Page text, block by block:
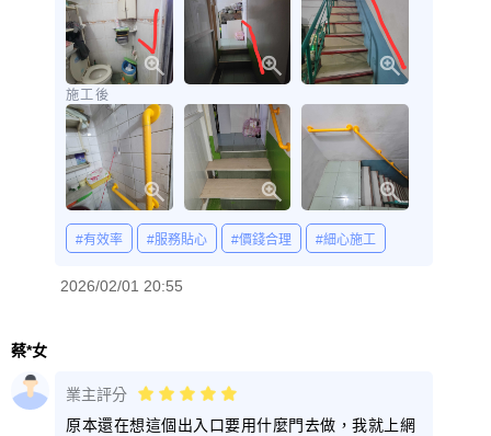
施工後
#有效率 #服務貼心 #價錢合理 #細心施工
2026/02/01 20:55
蔡*女
業主評分
原本還在想這個出入口要用什麼門去做，我就上網